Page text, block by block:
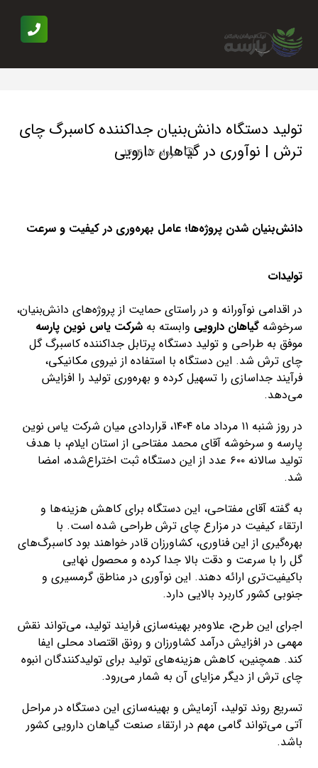
تولید دستگاه دانش‌بنیان جداکننده کاسبرگ چای
ترش | نوآوری در گیاهان دارویی
مرداد ۱۶, ۱۴۰۴
دانش‌بنیان شدن پروژه‌ها؛ عامل بهره‌وری در کیفیت و سرعت
تولیدات
در اقدامی نوآورانه و در راستای حمایت از پروژه‌های دانش‌بنیان،
سرخوشه گیاهان دارویی وابسته بهشرکت یاس نوین پارسه
موفق به طراحی و تولید دستگاه پرتابل جداکننده کاسبرگ گل
چای ترش شد. این دستگاه با استفاده از نیروی مکانیکی،
فرآیند جداسازی را تسهیل کرده و بهره‌وری تولید را افزایش
می‌دهد.
در روز شنبه ۱۱ مرداد ماه ۱۴۰۴، قراردادی میان شرکت یاس نوین
پارسه و سرخوشه آقای محمد مفتاحی از استان ایلام، با هدف
تولید سالانه ۶۰۰ عدد از این دستگاه ثبت اختراع‌شده، امضا
شد.
به گفته آقای مفتاحی، این دستگاه برای کاهش هزینه‌ها و
ارتقاء کیفیت در مزارع چای ترش طراحی شده است. با
بهره‌گیری از این فناوری، کشاورزان قادر خواهند بود کاسبرگ‌های
گل را با سرعت و دقت بالا جدا کرده و محصول نهایی
باکیفیت‌تری ارائه دهند. این نوآوری در مناطق گرمسیری و
جنوبی کشور کاربرد بالایی دارد.
اجرای این طرح، علاوه‌بر بهینه‌سازی فرایند تولید، می‌تواند نقش
مهمی در افزایش درآمد کشاورزان و رونق اقتصاد محلی ایفا
کند. همچنین، کاهش هزینه‌های تولید برای تولیدکنندگان انبوه
چای ترش از دیگر مزایای آن به شمار می‌رود.
تسریع روند تولید، آزمایش و بهینه‌سازی این دستگاه در مراحل
آتی می‌تواند گامی مهم در ارتقاء صنعت گیاهان دارویی کشور
باشد.